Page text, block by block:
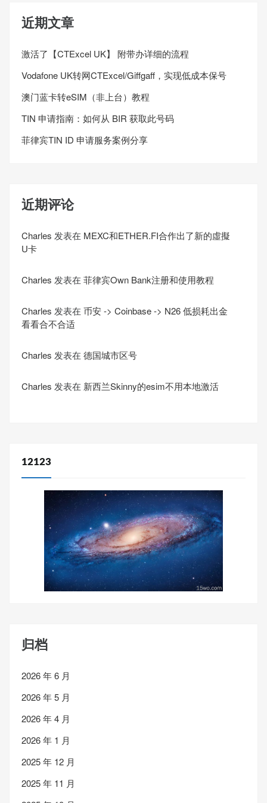
近期文章
激活了【CTExcel UK】 附带办详细的流程
Vodafone UK转网CTExcel/Giffgaff，实现低成本保号
澳门蓝卡转eSIM（非上台）教程
TIN 申请指南：如何从 BIR 获取此号码
菲律宾TIN ID 申请服务案例分享
近期评论
Charles 发表在 MEXC和ETHER.FI合作出了新的虛擬
U卡
Charles 发表在 菲律宾Own Bank注册和使用教程
Charles 发表在 币安 -> Coinbase -> N26 低损耗出金
看看合不合适
Charles 发表在 德国城市区号
Charles 发表在 新西兰Skinny的esim不用本地激活
12123
归档
2026 年 6 月
2026 年 5 月
2026 年 4 月
2026 年 1 月
2025 年 12 月
2025 年 11 月